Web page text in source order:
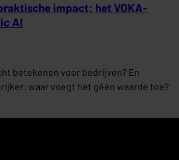
impact: het VOKA-
AI
betekenen voor bedrijven? En
waar voegt het géén waarde toe?